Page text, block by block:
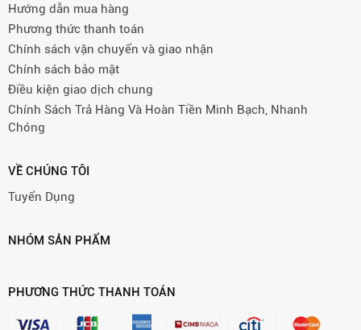
Hướng dẫn mua hàng
Phương thức thanh toán
Chính sách vận chuyển và giao nhận
Chính sách bảo mật
Điều kiện giao dịch chung
Chính Sách Trả Hàng Và Hoàn Tiền Minh Bạch, Nhanh
Chóng
VỀ CHÚNG TÔI
Tuyển Dụng
NHÓM SẢN PHẨM
PHƯƠNG THỨC THANH TOÁN